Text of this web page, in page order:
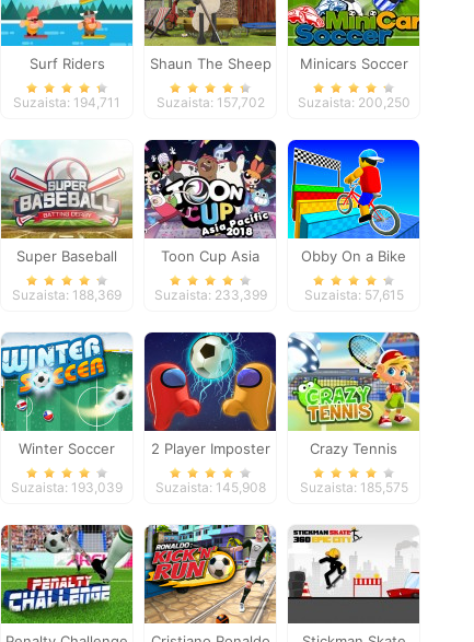
Surf Riders
Suzaista: 194,711
Shaun The Sheep
Baahmy Golf
Suzaista: 157,702
Minicars Soccer
Suzaista: 200,250
Super Baseball
Suzaista: 188,369
Toon Cup Asia
Pacific 2018
Suzaista: 233,399
Obby On a Bike
Suzaista: 57,615
Winter Soccer
Suzaista: 193,039
2 Player Imposter
Soccer
Suzaista: 145,908
Crazy Tennis
Suzaista: 185,575